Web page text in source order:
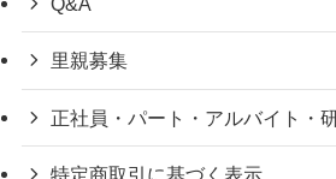
里親募集
正社員・パート・アルバイト・
特定商取引に基づく表示